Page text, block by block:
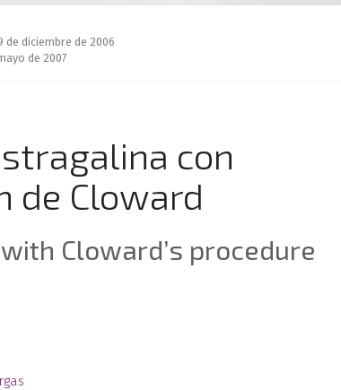
de diciembre de 2006
de 2007
con
de Cloward
Cloward’s procedure